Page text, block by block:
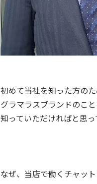
初めて当社を知った方の
グラマラスブランドのこ
知っていただければと思っ
なぜ、当店で働くチャッ